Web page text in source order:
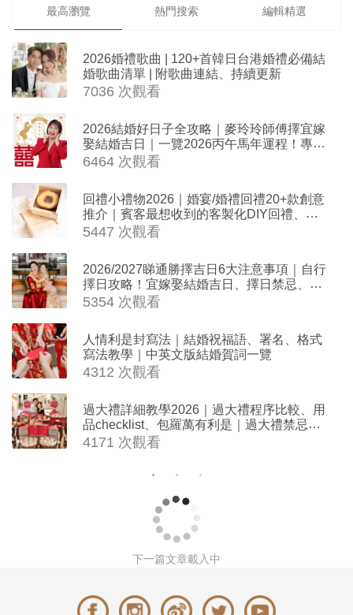
最高瀏覽 熱門搜索 編輯精選
2026婚禮歌曲 | 120+首韓日台港婚禮必備結
婚歌曲清單 | 附歌曲連結、持續更新
7036 次觀看
2026結婚好日子全攻略｜麥玲玲師傅擇宜嫁
娶結婚吉日｜一覽2026丙午馬年運程！專業
擇日結婚+避開沖煞生肖指南
6464 次觀看
回禮小禮物2026｜婚宴/婚禮回禮20+款創意
推介｜賓客最想收到的客製化DIY回禮、姊
妹禮物（持續更新）
5447 次觀看
2026/2027睇通勝擇吉日6大注意事項｜自行
擇日攻略！宜嫁娶結婚吉日、擇日禁忌、相
沖生肖一覽
5354 次觀看
人情利是封寫法｜結婚祝福語、署名、格式
寫法教學｜中英文版結婚賀詞一覽
4312 次觀看
過大禮詳細教學2026｜過大禮程序比較、用
品checklist、包羅萬有利是｜過大禮禁忌及
吉祥說話
4171 次觀看
下一篇文章載入中